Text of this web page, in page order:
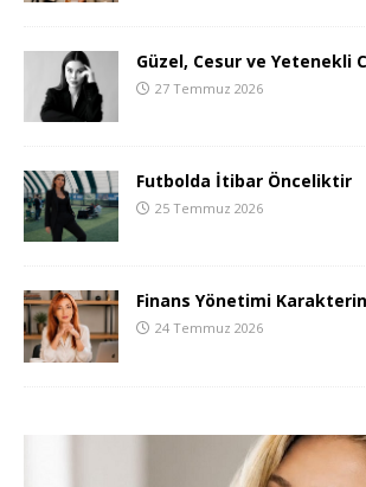
Güzel, Cesur ve Yetenekli
27 Temmuz 2026
Futbolda İtibar Önceliktir
25 Temmuz 2026
Finans Yönetimi Karakterin
24 Temmuz 2026